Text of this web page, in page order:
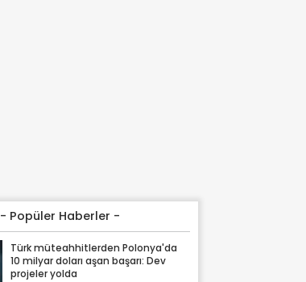
- Popüler Haberler -
Türk müteahhitlerden Polonya'da
10 milyar doları aşan başarı: Dev
projeler yolda